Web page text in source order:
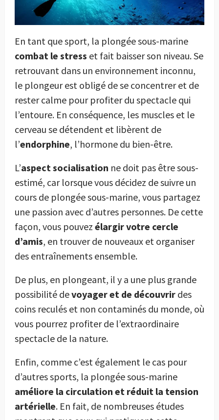
En tant que sport, la plongée sous-marine
combat le stress et fait baisser son niveau. Se
retrouvant dans un environnement inconnu,
le plongeur est obligé de se concentrer et de
rester calme pour profiter du spectacle qui
l’entoure. En conséquence, les muscles et le
cerveau se détendent et libèrent de
l’endorphine, l’hormone du bien-être.
L’aspect socialisation ne doit pas être sous-
estimé, car lorsque vous décidez de suivre un
cours de plongée sous-marine, vous partagez
une passion avec d’autres personnes. De cette
façon, vous pouvez élargir votre cercle
d’amis, en trouver de nouveaux et organiser
des entraînements ensemble.
De plus, en plongeant, il y a une plus grande
possibilité devoyager et de découvrir des
coins reculés et non contaminés du monde, où
vous pourrez profiter de l’extraordinaire
spectacle de la nature.
Enfin, comme c’est également le cas pour
d’autres sports, la plongée sous-marine
améliore la circulation et réduit la tension
artérielle. En fait, de nombreuses études